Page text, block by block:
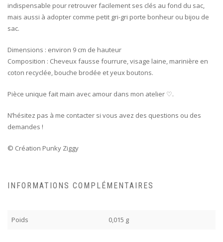
indispensable pour retrouver facilement ses clés au fond du sac,
mais aussi à adopter comme petit gri-gri porte bonheur ou bijou de
sac.
Dimensions : environ 9 cm de hauteur
Composition : Cheveux fausse fourrure, visage laine, marinière en
coton recyclée, bouche brodée et yeux boutons.
Pièce unique fait main avec amour dans mon atelier ♡.
N’hésitez pas à me contacter si vous avez des questions ou des
demandes !
© Création Punky Ziggy
INFORMATIONS COMPLÉMENTAIRES
Poids 0,015 g